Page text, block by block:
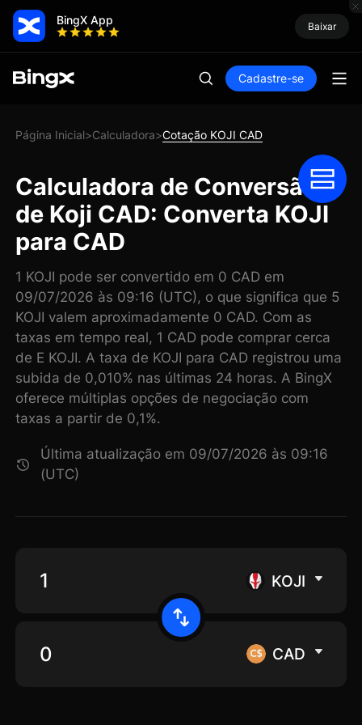
BingX App Baixar
Cadastre-se
Página Inicial>Calculadora>Cotação KOJI CAD
Calculadora de Conversão
de Koji CAD: Converta KOJI
para CAD
1 KOJI pode ser convertido em 0 CAD em
09/07/2026 às 09:16 (UTC), o que significa que 5
KOJI valem aproximadamente 0 CAD. Com as
taxas em tempo real, 1 CAD pode comprar cerca
de E KOJI. A taxa de KOJI para CAD registrou uma
subida de 0,010% nas últimas 24 horas. A BingX
oferece múltiplas opções de negociação com
taxas a partir de 0,1%.
Última atualização em 09/07/2026 às 09:16
(UTC)
KOJI
CAD